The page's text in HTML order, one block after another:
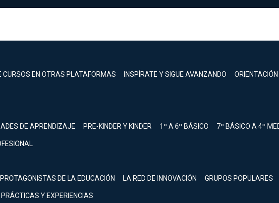
CURSOS EN OTRAS PLATAFORMAS INSPÍRATE Y SIGUE AVANZANDO
DE APRENDIZAJE PRE-KINDER Y KINDER 1º A 6º BÁSICO 7º BÁSICO A 4º
PROTAGONISTAS DE LA EDUCACIÓN LA RED DE INNOVACIÓN GRUPOS POPULARES
Y EXPERIENCIAS
Inicia